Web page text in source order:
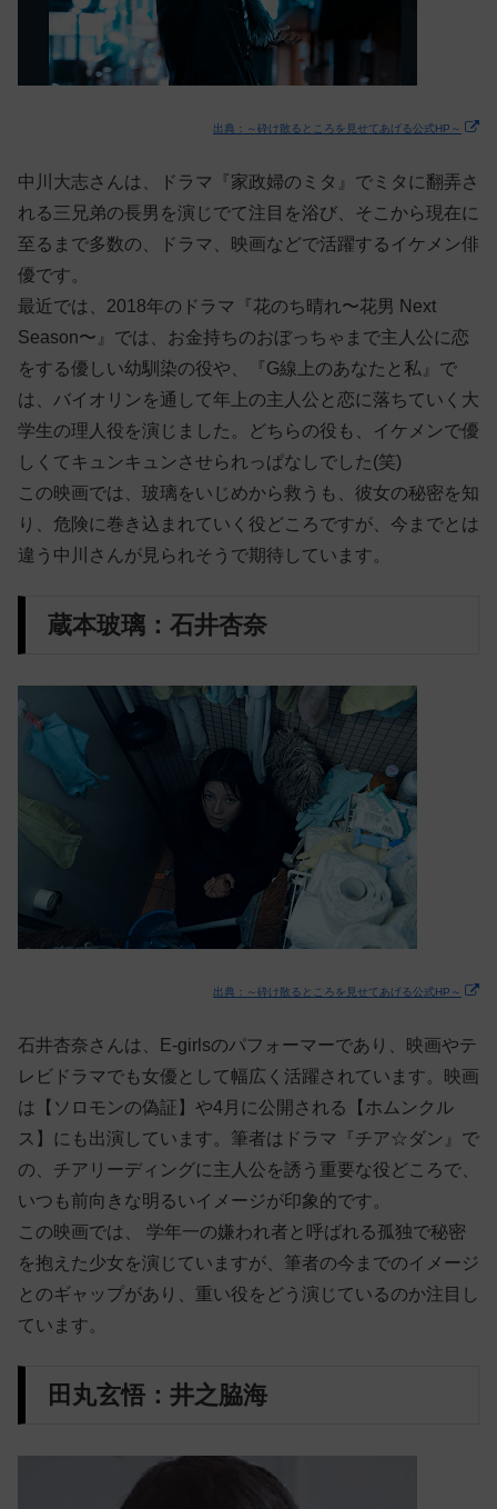
出典：～砕け散るところを見せてあげる公式HP～
中川大志さんは、ドラマ『家政婦のミタ』でミタに翻弄さ
れる三兄弟の長男を演じでて注目を浴び、そこから現在に
至るまで多数の、ドラマ、映画などで活躍するイケメン俳
優です。
最近では、2018年のドラマ『花のち晴れ〜花男 Next
Season〜』では、お金持ちのおぼっちゃまで主人公に恋
をする優しい幼馴染の役や、『G線上のあなたと私』で
は、バイオリンを通して年上の主人公と恋に落ちていく大
学生の理人役を演じました。どちらの役も、イケメンで優
しくてキュンキュンさせられっぱなしでした(笑)
この映画では、玻璃をいじめから救うも、彼女の秘密を知
り、危険に巻き込まれていく役どころですが、今までとは
違う中川さんが見られそうで期待しています。
蔵本玻璃：石井杏奈
出典：～砕け散るところを見せてあげる公式HP～
石井杏奈さんは、E-girlsのパフォーマーであり、映画やテ
レビドラマでも女優として幅広く活躍されています。映画
は【ソロモンの偽証】や4月に公開される【ホムンクル
ス】にも出演しています。筆者はドラマ『チア☆ダン』で
の、チアリーディングに主人公を誘う重要な役どころで、
いつも前向きな明るいイメージが印象的です。
この映画では、 学年一の嫌われ者と呼ばれる孤独で秘密
を抱えた少女を演じていますが、筆者の今までのイメージ
とのギャップがあり、重い役をどう演じているのか注目し
ています。
田丸玄悟：井之脇海